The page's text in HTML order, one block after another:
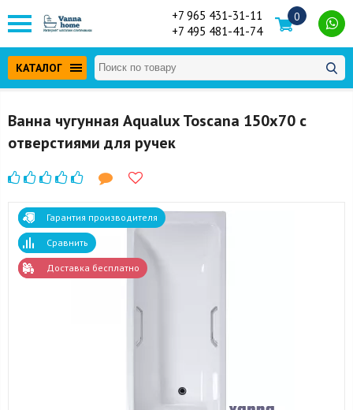
+7 965 431-31-11
+7 495 481-41-74
0
КАТАЛОГ
Ванна чугунная Aqualux Toscana 150x70 с
отверстиями для ручек
Гарантия производителя
Сравнить
Доставка бесплатно